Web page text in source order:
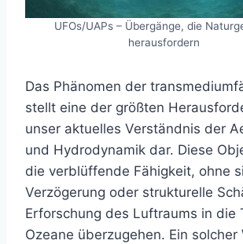
UFOs/UAPs – Übergänge, die
herausfordern
Das Phänomen der
stellt eine der größten
unser aktuelles Verständnis der
und Hydrodynamik dar. Diese
die verblüffende Fähigkeit, ohne
Verzögerung oder strukturelle
Erforschung des Luftraums in die
Ozeane überzugehen. Ein solcher